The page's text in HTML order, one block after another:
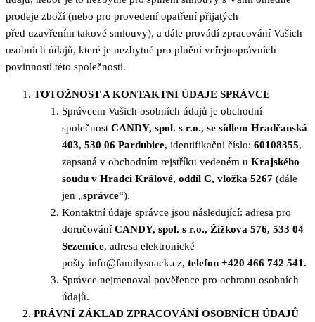
prodeje zboží (nebo pro provedení opatření přijatých
před uzavřením takové smlouvy), a dále provádí zpracování Vašich
osobních údajů, které je nezbytné pro plnění veřejnoprávních
povinností této společnosti.
TOTOŽNOST A KONTAKTNÍ ÚDAJE SPRÁVCE
Správcem Vašich osobních údajů je obchodní
společnost CANDY, spol. s r.o., se sídlem Hradčanská
403, 530 06 Pardubice, identifikační číslo: 60108355,
zapsaná v obchodním rejstříku vedeném u Krajského
soudu v Hradci Králové, oddíl C, vložka 5267 (dále
jen „správce“).
Kontaktní údaje správce jsou následující: adresa pro
doručování CANDY, spol. s r.o., Žižkova 576, 533 04
Sezemice, adresa elektronické
pošty info@familysnack.cz, telefon +420 466 742 541.
Správce nejmenoval pověřence pro ochranu osobních
údajů.
PRÁVNÍ ZÁKLAD ZPRACOVÁNÍ OSOBNÍCH ÚDAJŮ